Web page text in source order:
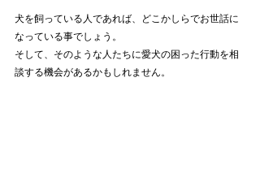
犬を飼っている人であれば、どこかしらでお世話に
なっている事でしょう。
そして、そのような人たちに愛犬の困った行動を相
談する機会があるかもしれません。